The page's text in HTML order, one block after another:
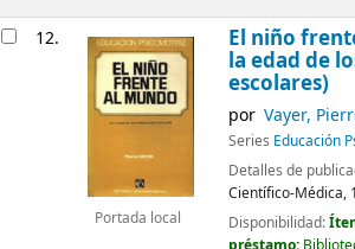
12.
Portada local
El niño
la edad de
escolares)
por Vayer,
Series Educación
Detalles de
Científico-Médica,
Disponibilidad: